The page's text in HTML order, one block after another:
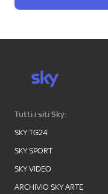
Tutti i siti Sky:
SKY TG24
SKY SPORT
SKY VIDEO
ARCHIVIO SKY ARTE